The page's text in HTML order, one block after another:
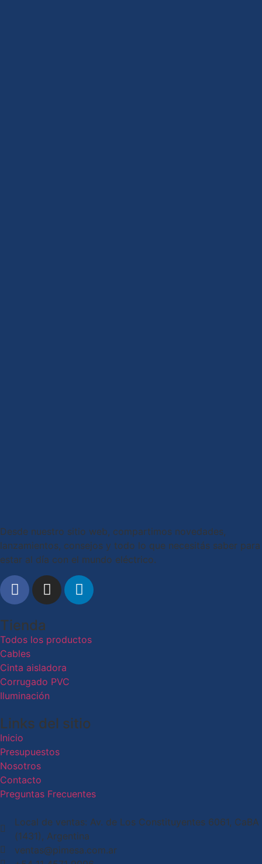
Desde nuestro sitio web, compartimos novedades,
lanzamientos, consejos y todo lo que necesitás saber para
estar al día con el mundo eléctrico.
Tienda
Todos los productos
Cables
Cinta aisladora
Corrugado PVC
Iluminación
Links del sitio
Inicio
Presupuestos
Nosotros
Contacto
Preguntas Frecuentes
Local de ventas: Av. de Los Constituyentes 6061, CaBA
(1431), Argentina
ventas@pimesa.com.ar